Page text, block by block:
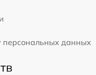
персональных данных